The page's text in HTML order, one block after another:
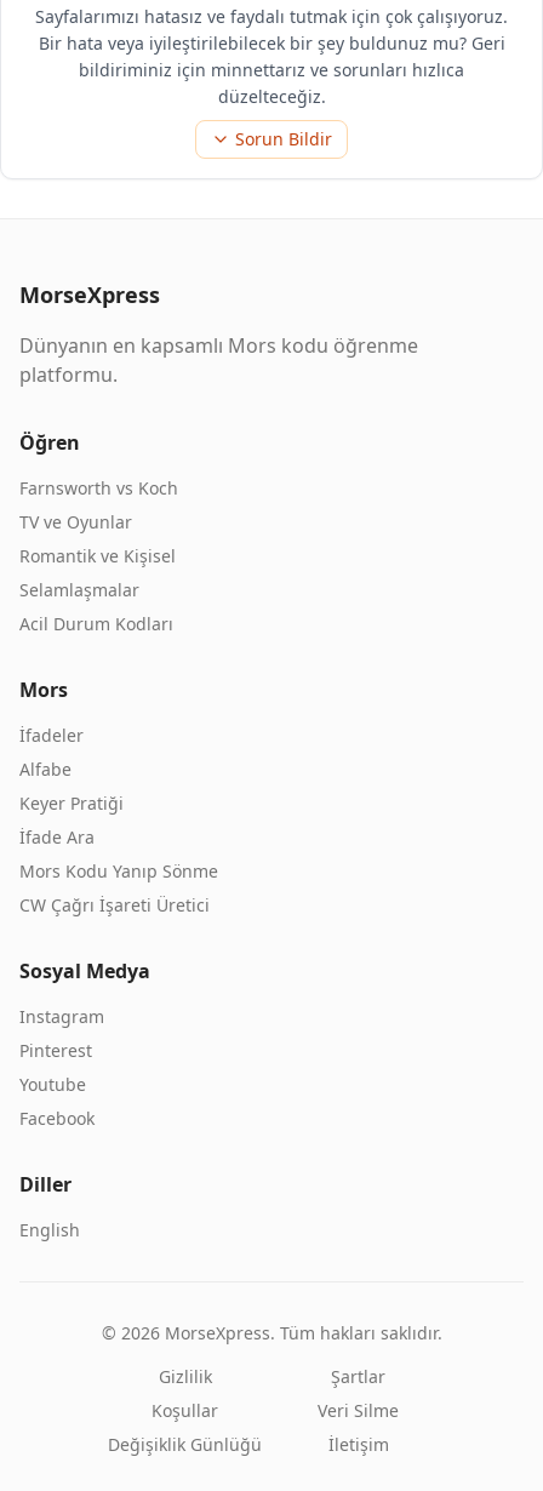
Sayfalarımızı hatasız ve faydalı tutmak için çok çalışıyoruz.
Bir hata veya iyileştirilebilecek bir şey buldunuz mu? Geri
bildiriminiz için minnettarız ve sorunları hızlıca
düzelteceğiz.
Sorun Bildir
MorseXpress
Dünyanın en kapsamlı Mors kodu öğrenme
platformu.
Öğren
Farnsworth vs Koch
TV ve Oyunlar
Romantik ve Kişisel
Selamlaşmalar
Acil Durum Kodları
Mors
İfadeler
Alfabe
Keyer Pratiği
İfade Ara
Mors Kodu Yanıp Sönme
CW Çağrı İşareti Üretici
Sosyal Medya
Instagram
Pinterest
Youtube
Facebook
Diller
English
© 2026MorseXpress. Tüm hakları saklıdır.
Gizlilik
Şartlar
Koşullar
Veri Silme
Değişiklik Günlüğü
İletişim